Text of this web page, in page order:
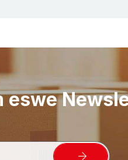
Freiform.
haftend oder stark
(wenn
eswe